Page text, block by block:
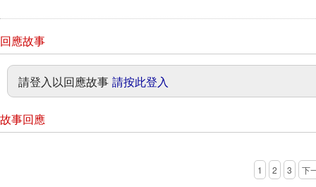
回應故事
請登入以回應故事 請按此登入
故事回應
1 2 3 下